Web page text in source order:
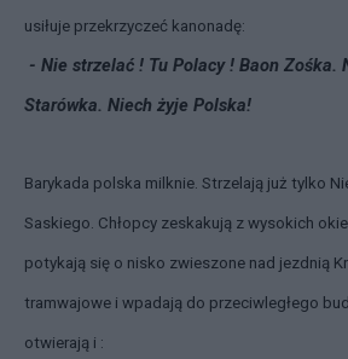
usiłuje przekrzyczeć kanonadę:
- Nie strzelać ! Tu Polacy ! Baon Zośka.
Starówka. Niech żyje Polska!
Barykada polska milknie. Strzelają już tylko
Saskiego. Chłopcy zeskakują z wysokich
potykają się o nisko zwieszone nad jezdnią
tramwajowe i wpadają do przeciwległego
otwierają i :